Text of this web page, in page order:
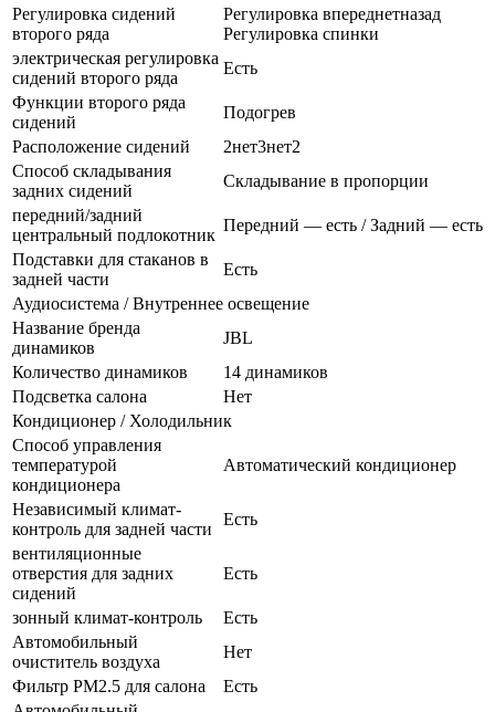
Регулировка сидений
второго ряда
Регулировка впереднетназад
Регулировка спинки
электрическая регулировка
сидений второго ряда
Есть
Функции второго ряда
сидений
Подогрев
Расположение сидений
2нет3нет2
Способ складывания
задних сидений
Складывание в пропорции
передний/задний
центральный подлокотник
Передний — есть / Задний — есть
Подставки для стаканов в
задней части
Есть
Аудиосистема / Внутреннее освещение
Название бренда
динамиков
JBL
Количество динамиков
14 динамиков
Подсветка салона
Нет
Кондиционер / Холодильник
Способ управления
температурой
кондиционера
Автоматический кондиционер
Независимый климат-
контроль для задней части
Есть
вентиляционные
отверстия для задних
сидений
Есть
зонный климат-контроль
Есть
Автомобильный
очиститель воздуха
Нет
Фильтр PM2.5 для салона
Есть